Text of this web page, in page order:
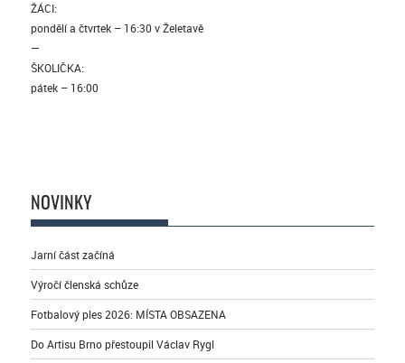
ŽÁCI:
pondělí a čtvrtek – 16:30 v Želetavě
—
ŠKOLIČKA:
pátek – 16:00
NOVINKY
Jarní část začíná
Výročí členská schůze
Fotbalový ples 2026: MÍSTA OBSAZENA
Do Artisu Brno přestoupil Václav Rygl